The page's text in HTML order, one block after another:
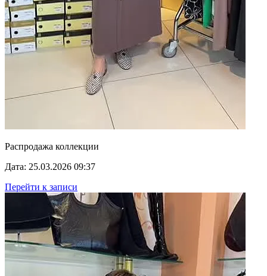
Распродажа коллекции
Дата: 25.03.2026 09:37
Перейти к записи